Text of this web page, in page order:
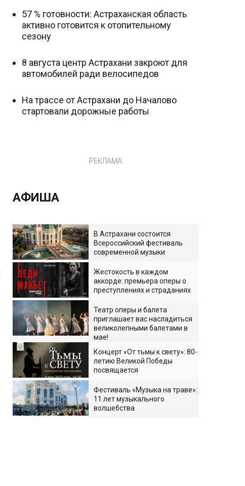
57 % готовности: Астраханская область
активно готовится к отопительному
сезону
8 августа центр Астрахани закроют для
автомобилей ради велосипедов
На трассе от Астрахани до Началово
стартовали дорожные работы
РЕКЛАМА
АФИША
В Астрахани состоится
Всероссийский фестиваль
современной музыки
Жестокость в каждом
аккорде: премьера оперы о
преступлениях и страданиях
Театр оперы и балета
приглашает вас насладиться
великолепными балетами в
мае!
Концерт «От тьмы к свету»: 80-
летию Великой Победы
посвящается
Фестиваль «Музыка на траве»:
11 лет музыкального
волшебства